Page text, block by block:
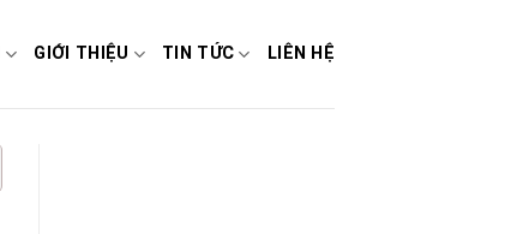
GIỚI THIỆU TIN TỨC LIÊN HỆ